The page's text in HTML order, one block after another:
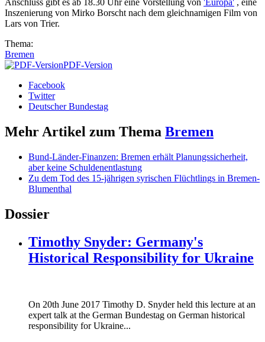
Anschluss gibt es ab 18.30 Uhr eine Vorstellung von 'Europa' , eine
Inszenierung von Mirko Borscht nach dem gleichnamigen Film von
Lars von Trier.
Thema:
Bremen
PDF-Version
Facebook
Twitter
Deutscher Bundestag
Mehr Artikel zum Thema Bremen
Bund-Länder-Finanzen: Bremen erhält Planungssicherheit,
aber keine Schuldenentlastung
Zu dem Tod des 15-jährigen syrischen Flüchtlings in Bremen-
Blumenthal
Dossier
Timothy Snyder: Germany's
Historical Responsibility for Ukraine
On 20th June 2017 Timothy D. Snyder held this lecture at an
expert talk at the German Bundestag on German historical
responsibility for Ukraine...